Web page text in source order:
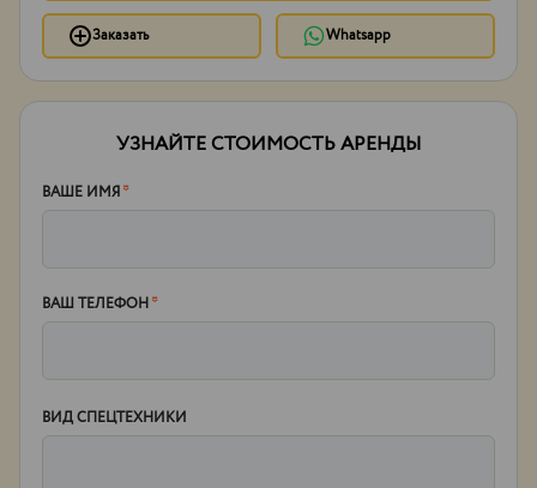
Заказать Whatsapp
УЗНАЙТЕ СТОИМОСТЬ АРЕНДЫ
ВАШЕ ИМЯ*
ВАШ ТЕЛЕФОН*
ВИД СПЕЦТЕХНИКИ